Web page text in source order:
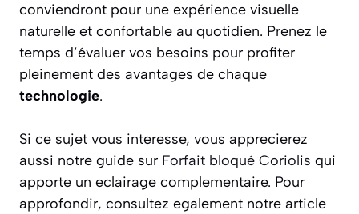
conviendront pour une expérience visuelle
naturelle et confortable au quotidien. Prenez le
temps d’évaluer vos besoins pour profiter
pleinement des avantages de chaque
technologie.
Si ce sujet vous interesse, vous apprecierez
aussi notre guide sur Forfait bloqué Coriolis qui
apporte un eclairage complementaire. Pour
approfondir, consultez egalement notre article